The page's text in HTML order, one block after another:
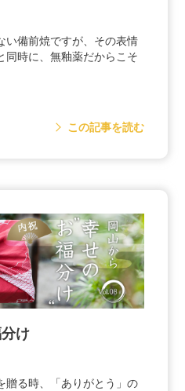
い備前焼ですが、その表情
同時に、無釉薬だからこそ
この記事を読む
け
贈る時、「ありがとう」の